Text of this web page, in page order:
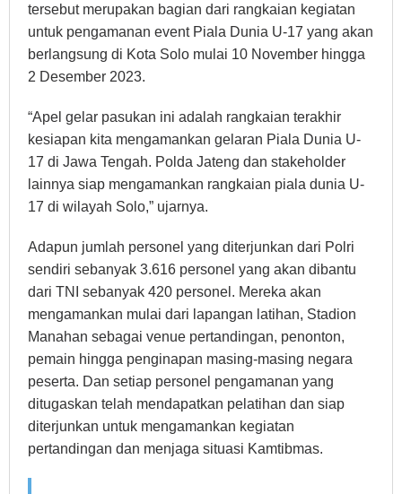
tersebut merupakan bagian dari rangkaian kegiatan
untuk pengamanan event Piala Dunia U-17 yang akan
berlangsung di Kota Solo mulai 10 November hingga
2 Desember 2023.
“Apel gelar pasukan ini adalah rangkaian terakhir
kesiapan kita mengamankan gelaran Piala Dunia U-
17 di Jawa Tengah. Polda Jateng dan stakeholder
lainnya siap mengamankan rangkaian piala dunia U-
17 di wilayah Solo,” ujarnya.
Adapun jumlah personel yang diterjunkan dari Polri
sendiri sebanyak 3.616 personel yang akan dibantu
dari TNI sebanyak 420 personel. Mereka akan
mengamankan mulai dari lapangan latihan, Stadion
Manahan sebagai venue pertandingan, penonton,
pemain hingga penginapan masing-masing negara
peserta. Dan setiap personel pengamanan yang
ditugaskan telah mendapatkan pelatihan dan siap
diterjunkan untuk mengamankan kegiatan
pertandingan dan menjaga situasi Kamtibmas.